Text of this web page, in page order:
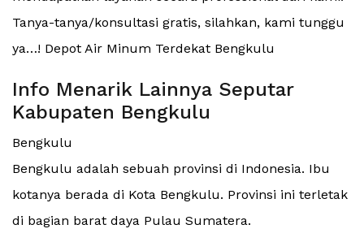
Tanya-tanya/konsultasi gratis, silahkan, kami tunggu
ya…! Depot Air Minum Terdekat Bengkulu
Info Menarik Lainnya Seputar
Kabupaten Bengkulu
Bengkulu
Bengkulu adalah sebuah provinsi di Indonesia. Ibu
kotanya berada di Kota Bengkulu. Provinsi ini terletak
di bagian barat daya Pulau Sumatera.